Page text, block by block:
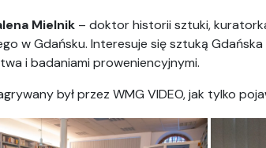
Mielnik – doktor historii sztuki,
w Gdańsku. Interesuje się sztuką
i badaniami proweniencyjnymi.
był przez WMG VIDEO, jak tylko